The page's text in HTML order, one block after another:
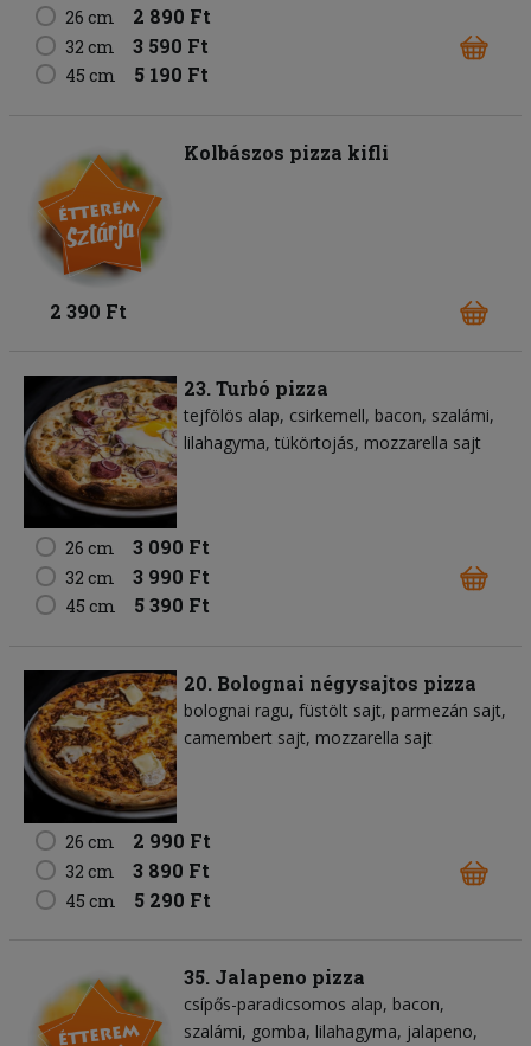
26 cm 2 890 Ft
32 cm 3 590 Ft
45 cm 5 190 Ft
Kolbászos pizza kifli
2 390 Ft
23. Turbó pizza
tejfölös alap csirkemell bacon szalámi
lilahagyma tükörtojás mozzarella sajt
26 cm 3 090 Ft
32 cm 3 990 Ft
45 cm 5 390 Ft
20. Bolognai négysajtos pizza
bolognai ragu füstölt sajt parmezán sajt
camembert sajt mozzarella sajt
26 cm 2 990 Ft
32 cm 3 890 Ft
45 cm 5 290 Ft
35. Jalapeno pizza
csípős-paradicsomos alap bacon
szalámi gomba lilahagyma jalapeno